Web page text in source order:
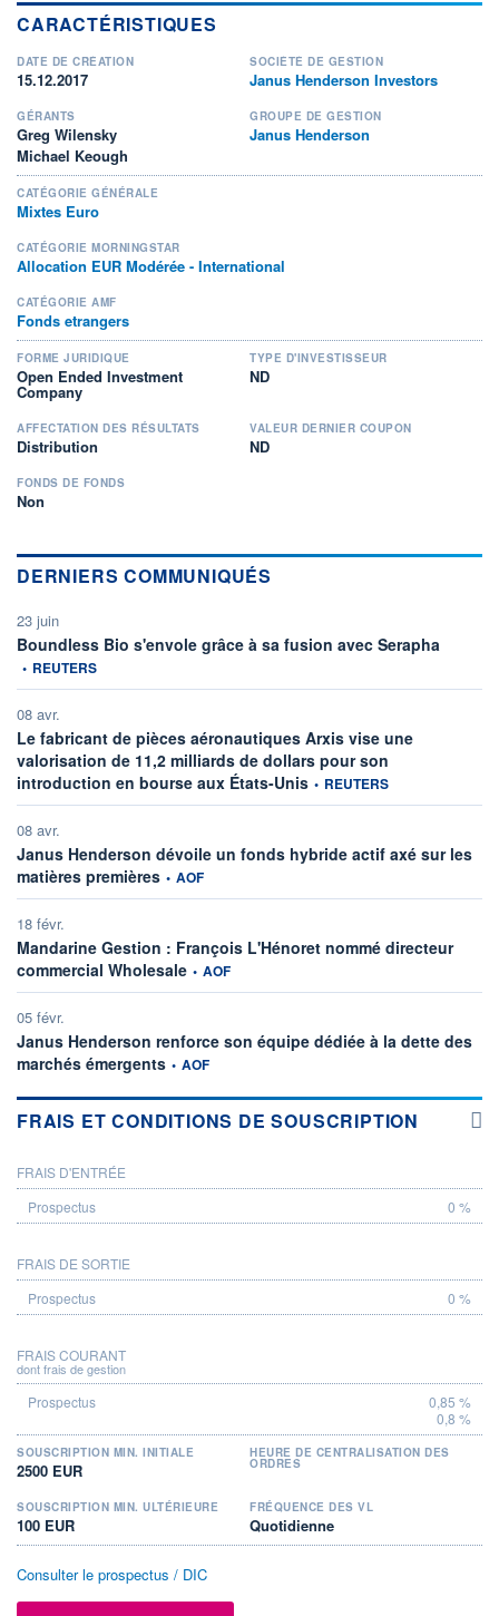
CARACTÉRISTIQUES
DATE DE CRÉATION
15.12.2017
SOCIÉTÉ DE GESTION
Janus Henderson Investors
GÉRANTS
Greg Wilensky
Michael Keough
GROUPE DE GESTION
Janus Henderson
CATÉGORIE GÉNÉRALE
Mixtes Euro
CATÉGORIE MORNINGSTAR
Allocation EUR Modérée - International
CATÉGORIE AMF
Fonds etrangers
FORME JURIDIQUE
Open Ended Investment
Company
TYPE D'INVESTISSEUR
ND
AFFECTATION DES RÉSULTATS
Distribution
VALEUR DERNIER COUPON
ND
FONDS DE FONDS
Non
DERNIERS COMMUNIQUÉS
23 juin
Boundless Bio s'envole grâce à sa fusion avec Serapha
• REUTERS
08 avr.
Le fabricant de pièces aéronautiques Arxis vise une
valorisation de 11,2 milliards de dollars pour son
introduction en bourse aux États-Unis information fournie par
• REUTERS
08 avr.
Janus Henderson dévoile un fonds hybride actif axé sur les
matières premières information fournie par
• AOF
18 févr.
Mandarine Gestion : François L'Hénoret nommé directeur
commercial Wholesale information fournie par
• AOF
05 févr.
Janus Henderson renforce son équipe dédiée à la dette des
marchés émergents information fournie par
• AOF
FRAIS ET CONDITIONS DE SOUSCRIPTION
PROSPECTUS
FRAIS D'ENTRÉE
0 %
FRAIS DE SORTIE
0 %
FRAIS COURANT
dont frais de gestion
0,85 %
0,8 %
SOUSCRIPTION MIN. INITIALE
2500 EUR
HEURE DE CENTRALISATION DES
ORDRES
SOUSCRIPTION MIN. ULTÉRIEURE
100 EUR
FRÉQUENCE DES VL
Quotidienne
Consulter le prospectus / DIC